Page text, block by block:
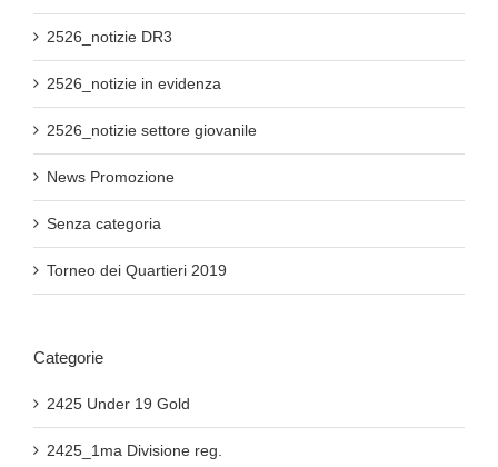
2526_notizie DR3
2526_notizie in evidenza
2526_notizie settore giovanile
News Promozione
Senza categoria
Torneo dei Quartieri 2019
Categorie
2425 Under 19 Gold
2425_1ma Divisione reg.